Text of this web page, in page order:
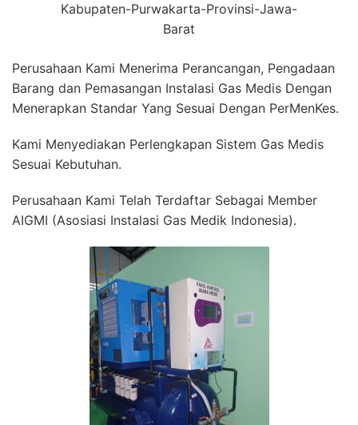
Kabupaten-Purwakarta-Provinsi-Jawa-
Barat
Perusahaan Kami Menerima Perancangan, Pengadaan
Barang dan Pemasangan Instalasi Gas Medis Dengan
Menerapkan Standar Yang Sesuai Dengan PerMenKes.
Kami Menyediakan Perlengkapan Sistem Gas Medis
Sesuai Kebutuhan.
Perusahaan Kami Telah Terdaftar Sebagai Member
AIGMI (Asosiasi Instalasi Gas Medik Indonesia).